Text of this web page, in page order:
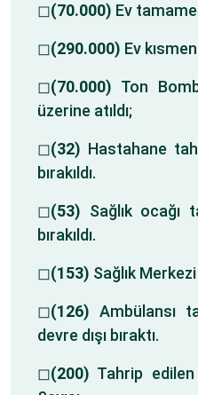
◻(70.000) Ev
◻(290.000) Ev
◻(70.000) Ton
üzerine atıldı;
◻(32) Hastahane
bırakıldı.
◻(53) Sağlık ocağı
bırakıldı.
◻(153) Sağlık
◻(126) Ambülansı
devre dışı bıraktı.
◻(200) Tahrip